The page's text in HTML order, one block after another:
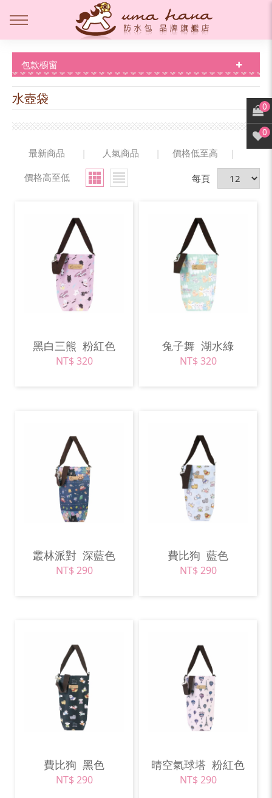
包款櫥窗
水壺袋
最新商品 | 人氣商品 | 價格低至高
|
價格高至低
每頁
黑白三熊 粉紅色
NT$ 320
兔子舞 湖水綠
NT$ 320
叢林派對 深藍色
NT$ 290
費比狗 藍色
NT$ 290
費比狗 黑色
NT$ 290
晴空氣球塔 粉紅色
NT$ 290
0
0